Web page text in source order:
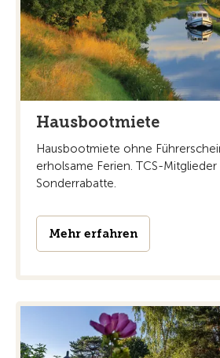
Hausbootmiete
Hausbootmiete ohne
erholsame Ferien. TCS-
Sonderrabatte.
Mehr erfahren